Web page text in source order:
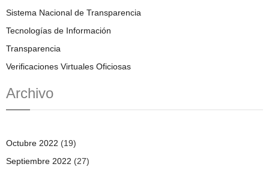
Sistema Nacional de Transparencia
Tecnologías de Información
Transparencia
Verificaciones Virtuales Oficiosas
Archivo
Octubre 2022 (19)
Septiembre 2022 (27)